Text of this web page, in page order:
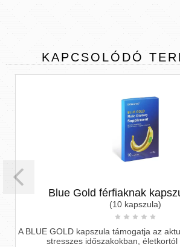
KAPCSOLÓDÓ
Blue Gold férfiaknak
(10 kapszula)
A BLUE GOLD kapszula támogatja az
stresszes időszakokban, életkortól